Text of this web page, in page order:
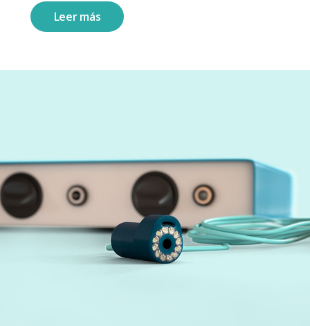
Leer más